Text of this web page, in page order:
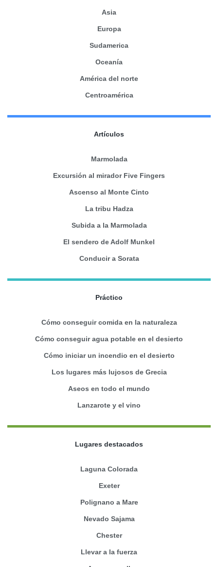
Asia
Europa
Sudamerica
Oceanía
América del norte
Centroamérica
Artículos
Marmolada
Excursión al mirador Five Fingers
Ascenso al Monte Cinto
La tribu Hadza
Subida a la Marmolada
El sendero de Adolf Munkel
Conducir a Sorata
Práctico
Cómo conseguir comida en la naturaleza
Cómo conseguir agua potable en el desierto
Cómo iniciar un incendio en el desierto
Los lugares más lujosos de Grecia
Aseos en todo el mundo
Lanzarote y el vino
Lugares destacados
Laguna Colorada
Exeter
Polignano a Mare
Nevado Sajama
Chester
Llevar a la fuerza